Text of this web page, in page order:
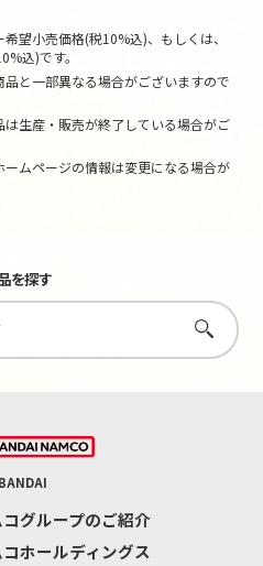
望小売価格(税10%込)、もしくは、
込)です。
と一部異なる場合がございますので
生産・販売が終了している場合がご
ムページの情報は変更になる場合が
を探す
さがす
グループのご紹介
ホールディングス